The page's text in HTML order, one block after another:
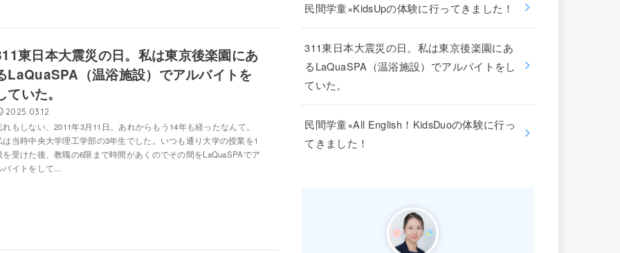
東日本大震災の日。私は東京後楽園にあ
LaQuaSPA（温浴施設）でアルバイトを
ていた。
2025.03.12
れもしない、2011年3月11日。あれからもう14年も経ったなんて。
は当時中央大学理工学部の3年生でした。いつも通り大学の授業を1
を受けた後、教職の6限まで時間があくのでその間をLaQuaSPAでア
バイトをして...
民間学童×KidsUpの体験に行ってきました！
311東日本大震災の日。私は東京後楽園にあ
るLaQuaSPA（温浴施設）でアルバイトをし
ていた。
民間学童×All English！KidsDuoの体験に行っ
てきました！